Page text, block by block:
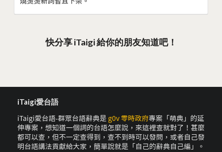
快分享 iTaigi 給你的朋友知道吧！
iTaigi愛台語
iTaigi愛台語-群眾台語辭典是 g0v 零時政府專案「萌典」的延
伸專案，想知道一個詞的台語怎麼說，來這裡查就對了！甚麼
都可以查，但不一定查得到，查不到時可以發問，或者自己發
明台語講法貢獻給大家，簡單說就是「自己的辭典自己編」。